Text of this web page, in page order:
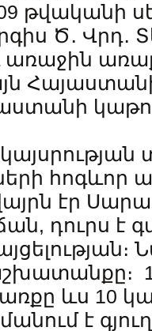
թվականի
Ծ․ Վրդ․
առաջին
հոգևոր
էր
դուրս է
ևս 10
է